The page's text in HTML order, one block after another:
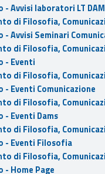
Avvisi laboratori LT
di Filosofia,
Avvisi Seminari
di Filosofia,
- Eventi
di Filosofia,
- Eventi Comunicazione
di Filosofia,
- Eventi Dams
di Filosofia,
- Eventi Filosofia
di Filosofia,
Home Page